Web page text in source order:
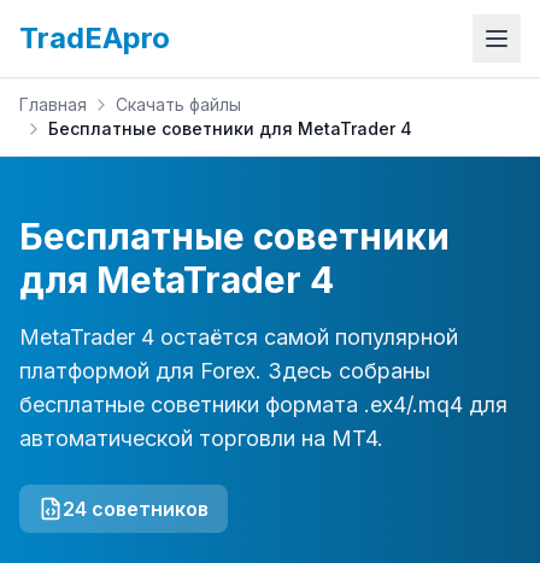
TradEApro
Главная
Скачать файлы
Бесплатные советники для MetaTrader 4
Бесплатные советники
для MetaTrader 4
MetaTrader 4 остаётся самой популярной
платформой для Forex. Здесь собраны
бесплатные советники формата .ex4/.mq4 для
автоматической торговли на MT4.
24 советников